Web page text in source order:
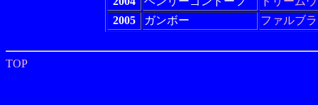
2005
ガンボー ファルブ
TOP